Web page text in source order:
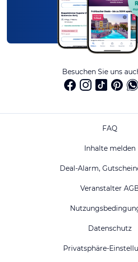
Besuchen Sie uns
FAQ
Inhalte melden
Deal-Alarm,
Veranstalter
Datenschutz
Privatsphäre-